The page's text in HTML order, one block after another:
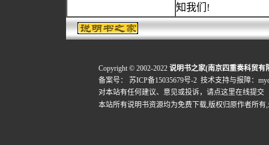
知我们!
Copyright © 2002-2022 说明书之家(南京四重奏科贸有
备案号：
苏ICP备15035679号-2 技术支持与报障：
对本站有任何建议、意见或投诉， 请点这里在线提交
本站所有说明书资源均为免费下载,版权归原作者所